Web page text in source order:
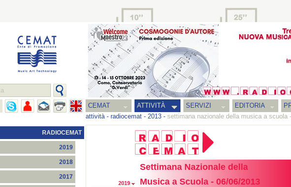
CEMAT ATTIVITÀ SERVIZI EDITORIA
attività- radiocemat - 2013 - settimana nazionale della musica a scuola
RADIOCEMAT
2019
2018
2017
2019
Settimana Nazionale della
Musica a Scuola - 06/06/2013